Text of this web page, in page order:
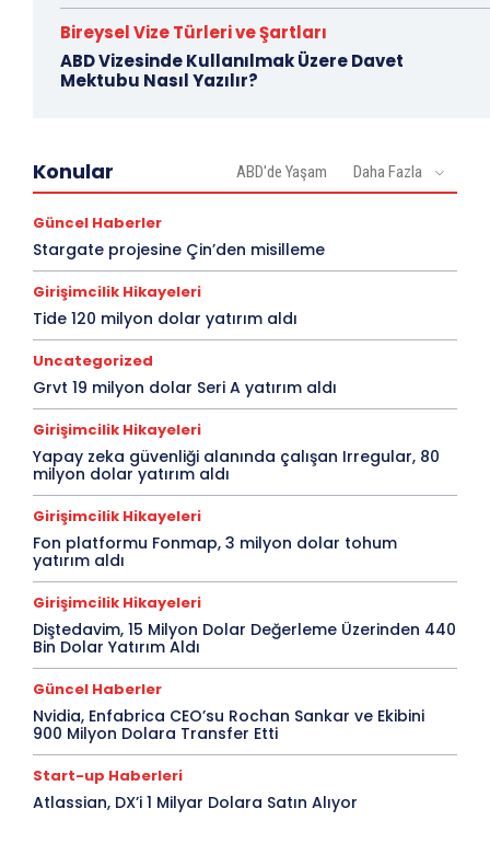
Bireysel Vize Türleri ve Şartları
ABD Vizesinde Kullanılmak Üzere Davet
Mektubu Nasıl Yazılır?
Konular ABD'de Yaşam Daha Fazla
Güncel Haberler
Stargate projesine Çin’den misilleme
Girişimcilik Hikayeleri
Tide 120 milyon dolar yatırım aldı
Uncategorized
Grvt 19 milyon dolar Seri A yatırım aldı
Girişimcilik Hikayeleri
Yapay zeka güvenliği alanında çalışan Irregular, 80
milyon dolar yatırım aldı
Girişimcilik Hikayeleri
Fon platformu Fonmap, 3 milyon dolar tohum
yatırım aldı
Girişimcilik Hikayeleri
Diştedavim, 15 Milyon Dolar Değerleme Üzerinden 440
Bin Dolar Yatırım Aldı
Güncel Haberler
Nvidia, Enfabrica CEO’su Rochan Sankar ve Ekibini
900 Milyon Dolara Transfer Etti
Start-up Haberleri
Atlassian, DX’i 1 Milyar Dolara Satın Alıyor